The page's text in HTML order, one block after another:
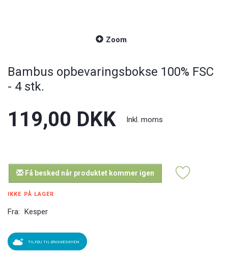
Zoom
Bambus opbevaringsbokse 100% FSC
- 4 stk.
119,00 DKK Inkl. moms
Få besked når produktet kommer igen
IKKE PÅ LAGER
Fra: Kesper
TILFØJ TIL ØNSKESKYEN